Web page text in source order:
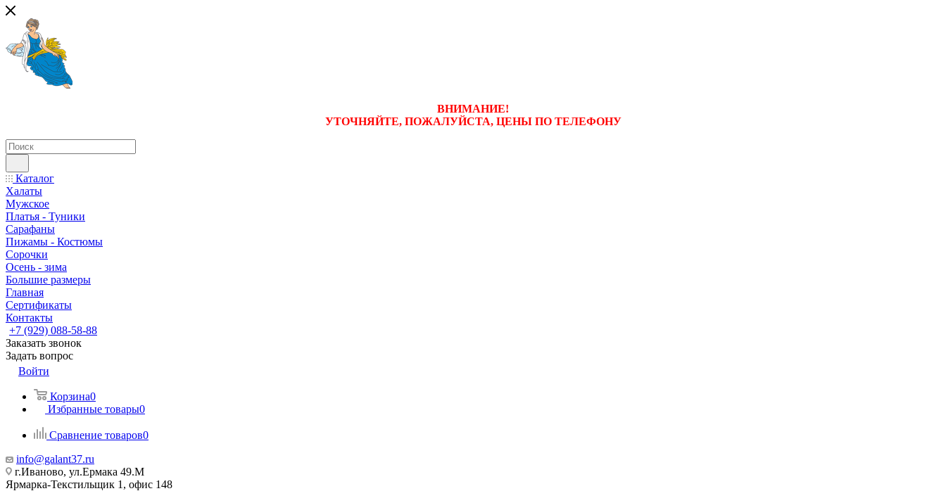
ВНИМАНИЕ!
УТОЧНЯЙТЕ, ПОЖАЛУЙСТА, ЦЕНЫ ПО ТЕЛЕФОНУ
Каталог
Халаты
Мужское
Платья - Туники
Сарафаны
Пижамы - Костюмы
Сорочки
Oсень - зима
Большие размеры
Главная
Сертификаты
Контакты
+7 (929) 088-58-88
Заказать звонок
Задать вопрос
Войти
Корзина0
Избранные товары0
Сравнение товаров0
info@galant37.ru
г.Иваново, ул.Ермака 49.M
Ярмарка-Текстильщик 1, офис 148